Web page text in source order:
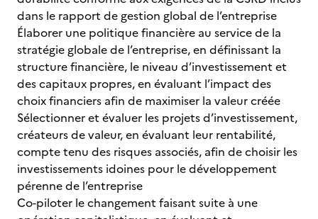
dans le rapport de gestion global de l’entreprise
Élaborer une politique financière au service de la
stratégie globale de l’entreprise, en définissant la
structure financière, le niveau d’investissement et
des capitaux propres, en évaluant l’impact des
choix financiers afin de maximiser la valeur créée
Sélectionner et évaluer les projets d’investissement,
créateurs de valeur, en évaluant leur rentabilité,
compte tenu des risques associés, afin de choisir les
investissements idoines pour le développement
pérenne de l’entreprise
Co-piloter le changement faisant suite à une